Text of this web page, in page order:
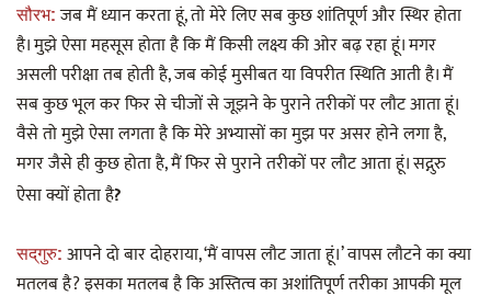
सौरभ:जब मैं ध्यान करता हूं, तो मेरे लिए सब कुछ शांतिपूर्ण और स्थिर होता
है। मुझे ऐसा महसूस होता है कि मैं किसी लक्ष्य की ओर बढ़ रहा हूं। मगर
असली परीक्षा तब होती है, जब कोई मुसीबत या विपरीत स्थिति आती है। मैं
सब कुछ भूल कर फिर से चीजों से जूझने के पुराने तरीकों पर लौट आता हूं।
वैसे तो मुझे ऐसा लगता है कि मेरे अभ्यासों का मुझ पर असर होने लगा है,
मगर जैसे ही कुछ होता है, मैं फिर से पुराने तरीकों पर लौट आता हूं। सद्गुरु
ऐसा क्यों होता है?
सद्‌गुरु: आपने दो बार दोहराया, ‘मैं वापस लौट जाता हूं।’ वापस लौटने का क्या
मतलब है? इसका मतलब है कि अस्तित्व का अशांतिपूर्ण तरीका आपकी मूल